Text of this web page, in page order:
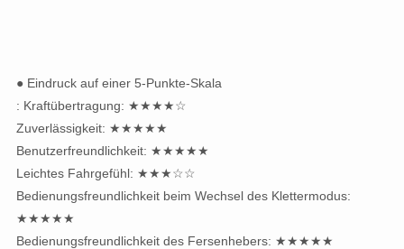
● Eindruck auf einer 5-Punkte-Skala
: Kraftübertragung: ★★★★☆
Zuverlässigkeit: ★★★★★
Benutzerfreundlichkeit: ★★★★★
Leichtes Fahrgefühl: ★★★☆☆
Bedienungsfreundlichkeit beim Wechsel des Klettermodus:
★★★★★
Bedienungsfreundlichkeit des Fersenhebers: ★★★★★